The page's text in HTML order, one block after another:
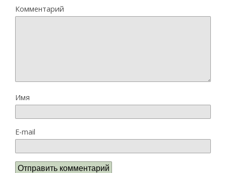
Комментарий
Имя
E-mail